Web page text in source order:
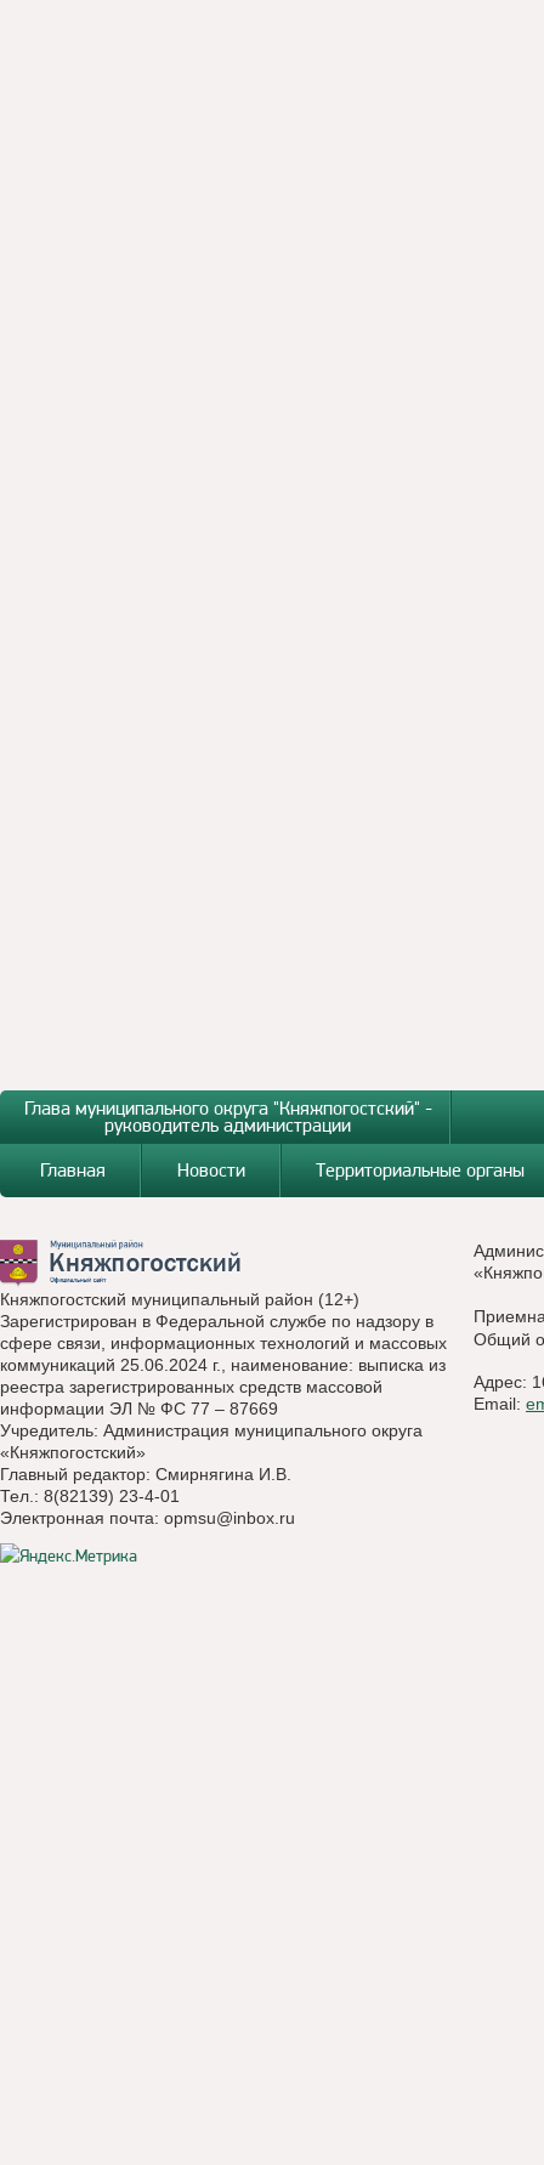
Глава муниципального округа "Княжпогостский" -
руководитель администрации
Главная
Новости Территориальные органы
Княжпогостский муниципальный район (12+)
Зарегистрирован в Федеральной службе по надзору в
сфере связи, информационных технологий и массовых
коммуникаций 25.06.2024 г., наименование: выписка из
реестра зарегистрированных средств массовой
информации ЭЛ № ФС 77 – 87669
Учредитель: Администрация муниципального округа
«Княжпогостский»
Главный редактор: Смирнягина И.В.
Тел.: 8(82139) 23-4-01
Электронная почта: opmsu@inbox.ru
Общий
Адрес:
Email: